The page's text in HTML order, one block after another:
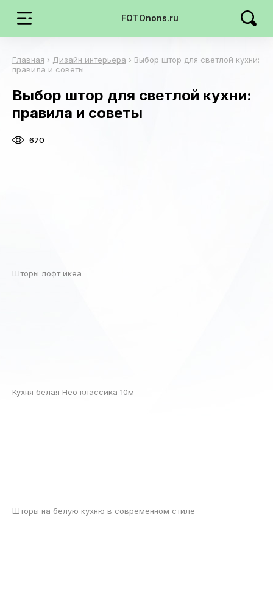
FOTOnons.ru
Главная › Дизайн интерьера › Выбор штор для светлой кухни:
правила и советы
Выбор штор для светлой кухни:
правила и советы
670
Шторы лофт икеа
Кухня белая Нео классика 10м
Шторы на белую кухню в современном стиле